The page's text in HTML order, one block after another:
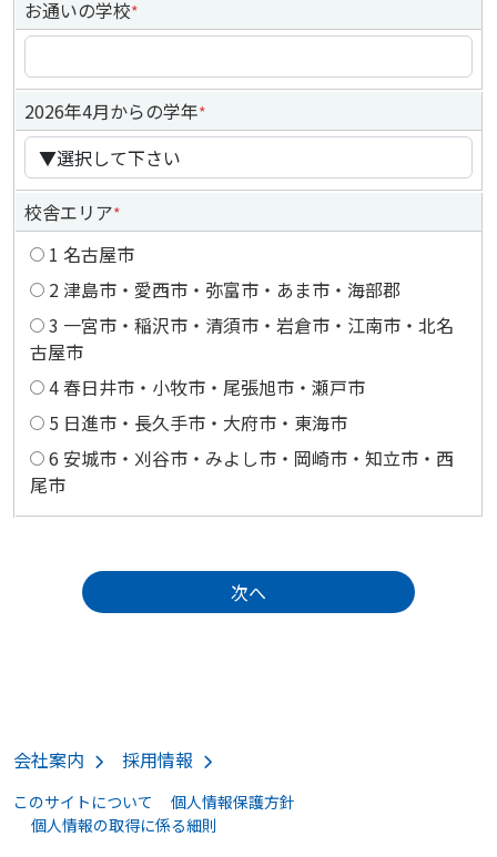
お通いの学校*
2026年4月からの学年*
校舎エリア*
1 名古屋市
2 津島市・愛西市・弥富市・あま市・海部郡
3 一宮市・稲沢市・清須市・岩倉市・江南市・北名
古屋市
4 春日井市・小牧市・尾張旭市・瀬戸市
5 日進市・長久手市・大府市・東海市
6 安城市・刈谷市・みよし市・岡崎市・知立市・西
尾市
会社案内 採用情報
このサイトについて
個人情報保護方針
個人情報の取得に係る細則